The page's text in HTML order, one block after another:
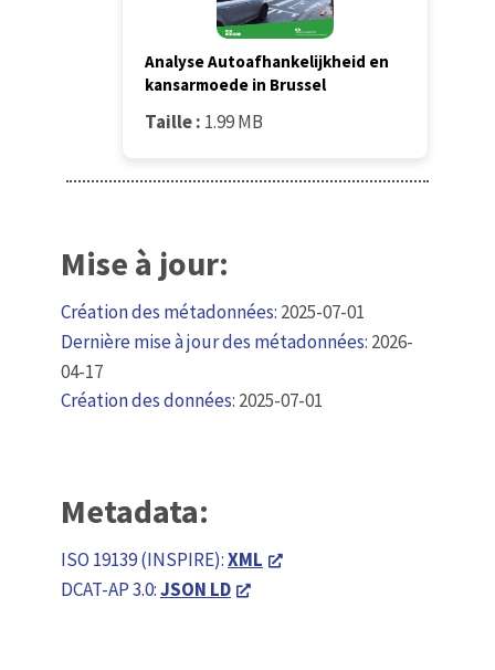
Analyse Autoafhankelijkheid en
kansarmoede in Brussel
Taille : 1.99 MB
Mise à jour:
Création des métadonnées: 2025-07-01
Dernière mise à jour des métadonnées: 2026-
04-17
Création des données: 2025-07-01
Metadata:
ISO 19139 (INSPIRE):XML
DCAT-AP 3.0:JSON LD